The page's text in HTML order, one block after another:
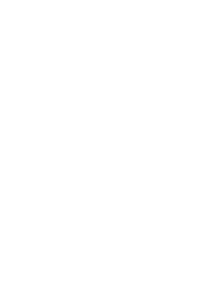
консультант,
в чем состоит Ваше
оздоровления
Вас темам. Для того,
Известный